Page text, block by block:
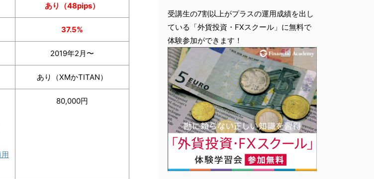
あり（48pips）
37.5%
2019年2月〜
あり（XMかTITAN）
80,000円
受講生の7割以上がプラスの運用成績を出し
ている「外貨投資・FXスクール」に無料で
体験参加ができます！